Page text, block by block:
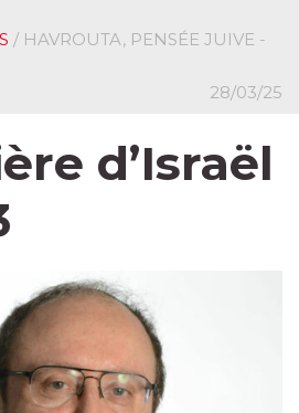
/ HAVROUTA, PENSÉE JUIVE -
28/03/25
d’Israël